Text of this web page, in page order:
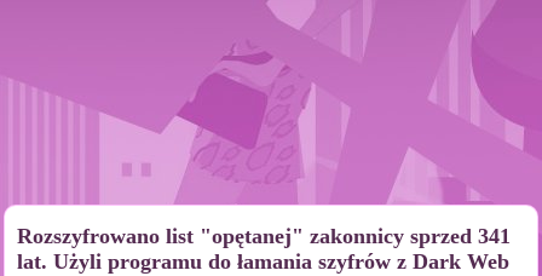
Rozszyfrowano list "opętanej" zakonnicy sprzed 341
lat. Użyli programu do łamania szyfrów z Dark Web